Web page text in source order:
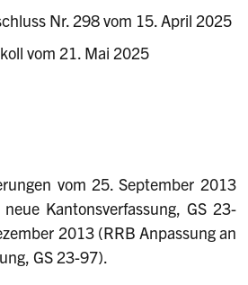
Nr. 298 vom 15. April 2025
vom 21. Mai 2025
vom 25. September 2013
Kantonsverfassung, GS 23-
2013 (RRB Anpassung an
GS 23-97).